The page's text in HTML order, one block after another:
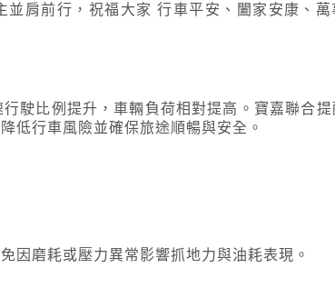
肩前行，祝福大家 行車平安、闔家安康、萬
駛比例提升，車輛負荷相對提高。寶嘉聯合提
低行車風險並確保旅途順暢與安全。
因磨耗或壓力異常影響抓地力與油耗表現。